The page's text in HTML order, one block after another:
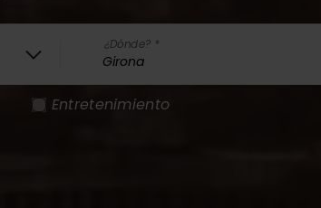
¿Dónde? *
Entretenimiento